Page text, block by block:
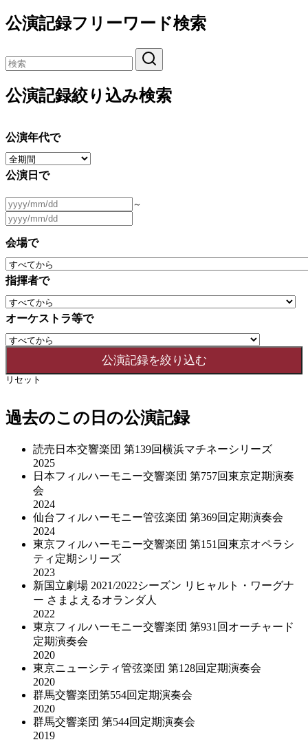
公演記録フリーワード検索
公演記録絞り込み検索
公演年代で
公演日で
～
会場で
指揮者で
オーケストラ等で
リセット
過去のこの日の公演記録
読売日本交響楽団 第139回横浜マチネーシリーズ
2025
日本フィルハーモニー交響楽団 第757回東京定期演奏
会
2024
仙台フィルハーモニー管弦楽団 第369回定期演奏会
2024
東京フィルハーモニー交響楽団 第151回東京オペラシ
ティ定期シリーズ
2023
新国立劇場 2021/2022シーズン リヒャルト・ワーグナ
ー さまよえるオランダ人
2022
東京フィルハーモニー交響楽団 第931回オーチャード
定期演奏会
2020
東京ニューシティ管弦楽団 第128回定期演奏会
2020
群馬交響楽団第554回定期演奏会
2020
群馬交響楽団 第544回定期演奏会
2019